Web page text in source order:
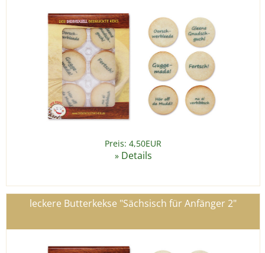
Preis: 4,50EUR
» Details
leckere Butterkekse "Sächsisch für Anfänger 2"